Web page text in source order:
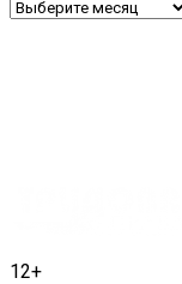
Архив
12+